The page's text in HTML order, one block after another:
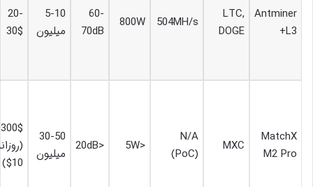
Antminer
L3+
LTC,
DOGE
504MH/s
800W
60-
70dB
5-10
میلیون
20-
30$
MatchX
M2 Pro
MXC
N/A
(PoC)
<5W
<20dB
30-50
میلیون
300$
10$)